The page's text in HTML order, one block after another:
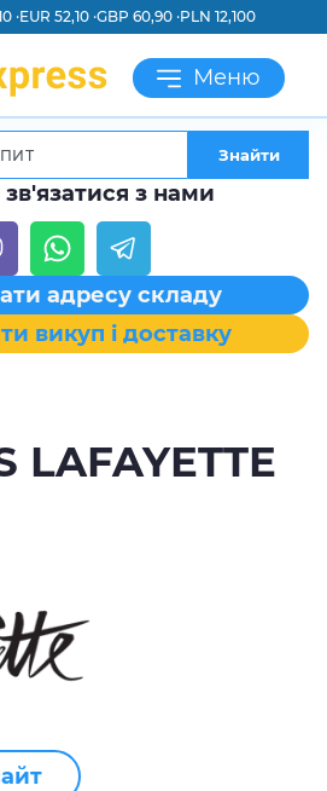
·EUR 52,10 ·GBP 60,90 ·PLN 12,100
Меню
Знайти
з нами
адресу складу
викуп і доставку
LAFAYETTE